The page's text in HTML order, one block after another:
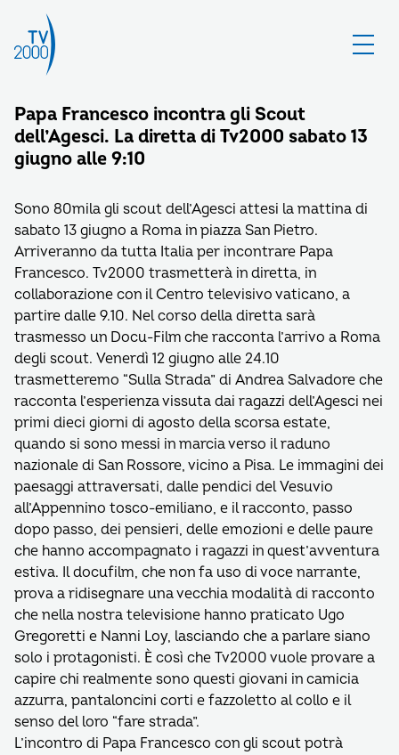
Papa Francesco incontra gli Scout
dell’Agesci. La diretta di Tv2000 sabato 13
giugno alle 9:10
Sono 80mila gli scout dell’Agesci attesi la mattina di
sabato 13 giugno a Roma in piazza San Pietro.
Arriveranno da tutta Italia per incontrare Papa
Francesco. Tv2000 trasmetterà in diretta, in
collaborazione con il Centro televisivo vaticano, a
partire dalle 9.10. Nel corso della diretta sarà
trasmesso un Docu-Film che racconta l’arrivo a Roma
degli scout. Venerdì 12 giugno alle 24.10
trasmetteremo “Sulla Strada” di Andrea Salvadore che
racconta l’esperienza vissuta dai ragazzi dell’Agesci nei
primi dieci giorni di agosto della scorsa estate,
quando si sono messi in marcia verso il raduno
nazionale di San Rossore, vicino a Pisa. Le immagini dei
paesaggi attraversati, dalle pendici del Vesuvio
all’Appennino tosco-emiliano, e il racconto, passo
dopo passo, dei pensieri, delle emozioni e delle paure
che hanno accompagnato i ragazzi in quest’avventura
estiva. Il docufilm, che non fa uso di voce narrante,
prova a ridisegnare una vecchia modalità di racconto
che nella nostra televisione hanno praticato Ugo
Gregoretti e Nanni Loy, lasciando che a parlare siano
solo i protagonisti. È così che Tv2000 vuole provare a
capire chi realmente sono questi giovani in camicia
azzurra, pantaloncini corti e fazzoletto al collo e il
senso del loro “fare strada”.
L’incontro di Papa Francesco con gli scout potrà